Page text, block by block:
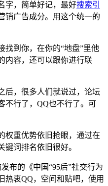
字，简单好记，最好搜索引
销广告成分。用这个统一的
找到你，在你的“地盘”里他
内容，还可以跟你进行联
后，很多人们就说过，论坛
不行了，QQ也不行了。可
权重优势依旧抢眼，通过在
键词排名依旧很好。
布的《中国“95后”社交行为
热衷QQ，空间和贴吧，使用